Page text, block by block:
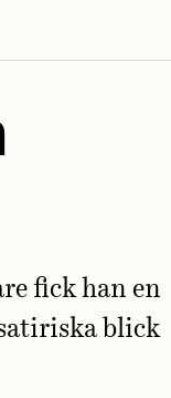
fick han en
blick